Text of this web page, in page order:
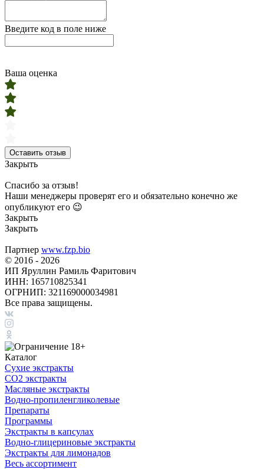
Введите код в поле ниже
Ваша оценка
Оставить отзыв
Закрыть
Спасибо за отзыв!
Наши менеджеры проверят его и обязательно конечно же
опубликуют его 😉
Закрыть
Закрыть
Партнер www.fzp.bio
© 2016 - 2026
ИП Яруллин Рамиль Фаритович
ИНН: 165710825341
ОГРНИП: 321169000034981
Все права защищены.
Каталог
Сухие экстракты
CO2 экстракты
Масляные экстракты
Водно-пропиленгликолевые
Препараты
Программы
Экстракты в капсулах
Водно-глицериновые экстракты
Экстракты для лимонадов
Весь ассортимент